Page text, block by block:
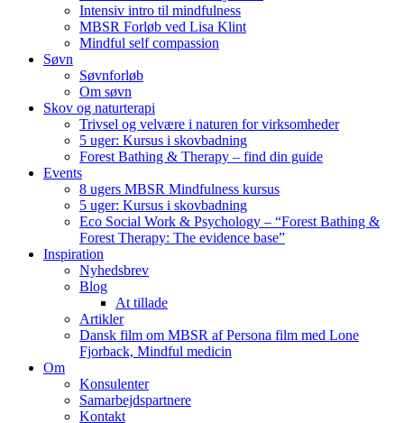
Intensiv intro til mindfulness
MBSR Forløb ved Lisa Klint
Mindful self compassion
Søvn
Søvnforløb
Om søvn
Skov og naturterapi
Trivsel og velvære i naturen for virksomheder
5 uger: Kursus i skovbadning
Forest Bathing & Therapy – find din guide
Events
8 ugers MBSR Mindfulness kursus
5 uger: Kursus i skovbadning
Eco Social Work & Psychology – “Forest Bathing &
Forest Therapy: The evidence base”
Inspiration
Nyhedsbrev
Blog
At tillade
Artikler
Dansk film om MBSR af Persona film med Lone
Fjorback, Mindful medicin
Om
Konsulenter
Samarbejdspartnere
Kontakt